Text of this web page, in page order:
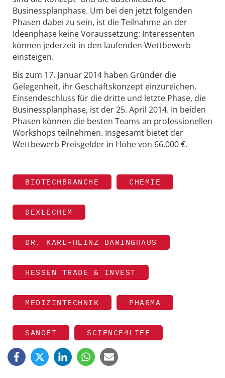
Businessplanphase. Um bei den jetzt folgenden
Phasen dabei zu sein, ist die Teilnahme an der
Ideenphase keine Voraussetzung: Interessenten
können jederzeit in den laufenden Wettbewerb
einsteigen.
Bis zum 17. Januar 2014 haben Gründer die
Gelegenheit, ihr Geschäftskonzept einzureichen,
Einsendeschluss für die dritte und letzte Phase, die
Businessplanphase, ist der 25. April 2014. In beiden
Phasen können die besten Teams an professionellen
Workshops teilnehmen. Insgesamt bietet der
Wettbewerb Preisgelder in Höhe von 66.000 €.
BIOTECHBRANCHE CHEMIE
DEXLECHEM
DR. KARL-HEINZ BARINGHAUS
HESSEN TRADE & INVEST
MEDIZINTECHNIK PHARMA
SANOFI SCIENCE4LIFE